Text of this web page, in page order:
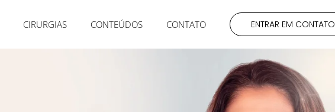
CIRURGIAS CONTEÚDOS CONTATO ENTRAR EM CONTATO